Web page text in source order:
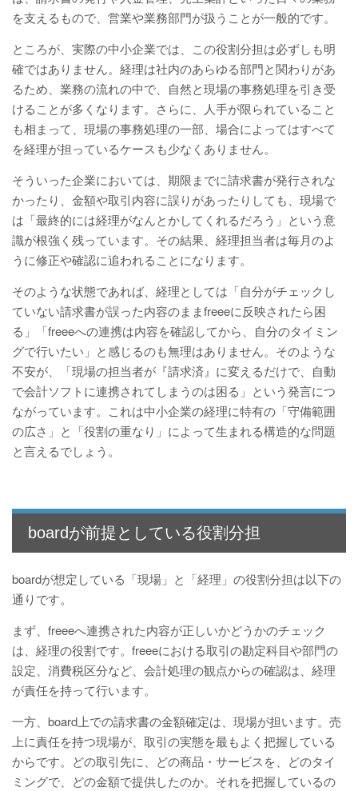
を支えるもので、営業や業務部門が扱うことが一般的です。
ところが、実際の中小企業では、この役割分担は必ずしも明
確ではありません。経理は社内のあらゆる部門と関わりがあ
るため、業務の流れの中で、自然と現場の事務処理を引き受
けることが多くなります。さらに、人手が限られていること
も相まって、現場の事務処理の一部、場合によってはすべて
を経理が担っているケースも少なくありません。
そういった企業においては、期限までに請求書が発行されな
かったり、金額や取引内容に誤りがあったりしても、現場で
は「最終的には経理がなんとかしてくれるだろう」という意
識が根強く残っています。その結果、経理担当者は毎月のよ
うに修正や確認に追われることになります。
そのような状態であれば、経理としては「自分がチェックし
ていない請求書が誤った内容のままfreeeに反映されたら困
る」「freeeへの連携は内容を確認してから、自分のタイミン
グで行いたい」と感じるのも無理はありません。そのような
不安が、「現場の担当者が『請求済』に変えるだけで、自動
で会計ソフトに連携されてしまうのは困る」という発言につ
ながっています。これは中小企業の経理に特有の「守備範囲
の広さ」と「役割の重なり」によって生まれる構造的な問題
と言えるでしょう。
boardが前提としている役割分担
boardが想定している「現場」と「経理」の役割分担は以下の
通りです。
まず、freeeへ連携された内容が正しいかどうかのチェック
は、経理の役割です。freeeにおける取引の勘定科目や部門の
設定、消費税区分など、会計処理の観点からの確認は、経理
が責任を持って行います。
一方、board上での請求書の金額確定は、現場が担います。売
上に責任を持つ現場が、取引の実態を最もよく把握している
からです。どの取引先に、どの商品・サービスを、どのタイ
ミングで、どの金額で提供したのか。それを把握しているの